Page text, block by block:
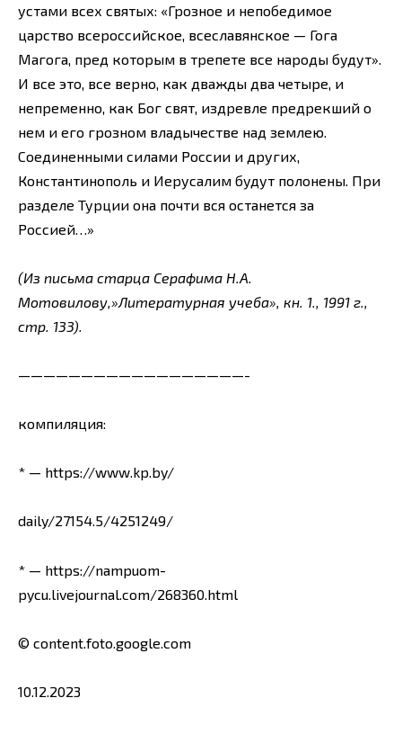
устами всех святых: «Грозное и непобедимое
царство всероссийское, всеславянское — Гога
Магога, пред которым в трепете все народы будут».
И все это, все верно, как дважды два четыре, и
непременно, как Бог свят, издревле предрекший о
нем и его грозном владычестве над землею.
Соединенными силами России и других,
Константинополь и Иерусалим будут полонены. При
разделе Турции она почти вся останется за
Россией…»
(Из письма старца Серафима Н.А.
Мотовилову,»Литературная учеба», кн. 1., 1991 г.,
стр. 133).
——————————————————-
компиляция:
* — https://www.kp.by/
daily/27154.5/4251249/
* — https://nampuom-
pycu.livejournal.com/268360.html
© content.foto.google.com
10.12.2023